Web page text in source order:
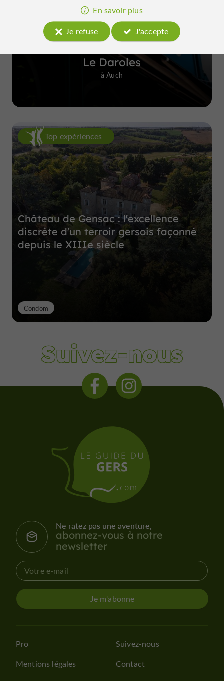
Le Daroles
à Auch
Top expériences
Château de Gensac : l'excellence
discrète d'un terroir gersois façonné
depuis le XIIIe siècle
Condom
Suivez-nous
Ne ratez pas une aventure,
abonnez-vous à notre
newsletter
Je m'abonne
Pro
Mentions légales
Suivez-nous
Contact
En savoir plus
Je refuse
J'accepte